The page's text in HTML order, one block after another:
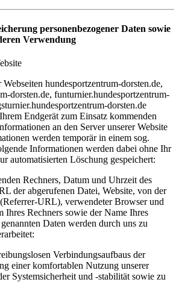
personenbezogener Daten sowie
Verwendung
hundesportzentrum-dorsten.de,
dorsten.de, funturnier.hundesportzentrum-
dorsten.de
Endgerät zum Einsatz kommenden
an den Server unserer Website
werden temporär in einem sog.
Informationen werden dabei ohne Ihr
automatisierten Löschung gespeichert:
Rechners, Datum und Uhrzeit des
der abgerufenen Datei, Website, von der
URL), verwendeter Browser und
Ihres Rechners sowie der Name Ihres
Daten werden durch uns zu
Verbindungsaufbaus der
einer komfortablen Nutzung unserer
Systemsicherheit und -stabilität sowie zu